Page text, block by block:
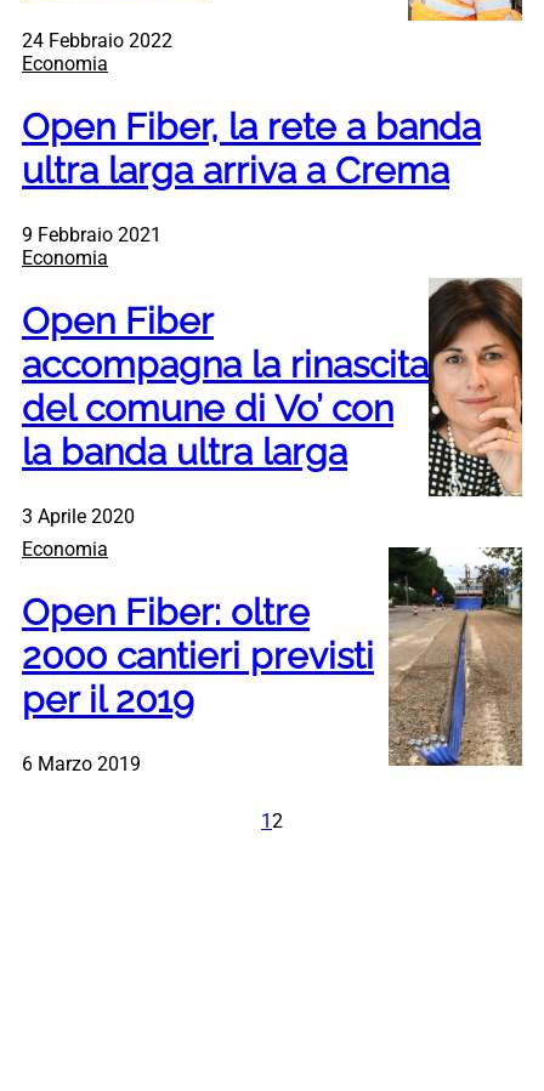
24 Febbraio 2022
Economia
Open Fiber, la rete a banda
ultra larga arriva a Crema
9 Febbraio 2021
Economia
Open Fiber
accompagna la rinascita
del comune di Vo’ con
la banda ultra larga
3 Aprile 2020
Economia
Open Fiber: oltre
2000 cantieri previsti
per il 2019
6 Marzo 2019
12